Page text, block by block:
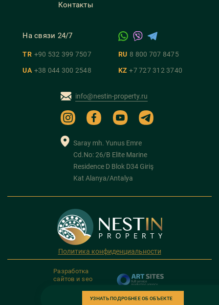
УЗНАТЬ ПОДРОБНЕЕ ОБ ОБЪЕКТЕ
Контакты
На связи 24/7
TR +90 532 399 7507 RU 8 800 707 8475
UA +38 044 300 2548 KZ +7 727 312 3740
info@nestin-property.ru
Saray mh. Yunus Emre
Cd.No: 26/B Elite Marine
Residence D Blok D34 Giriş
Kat Alanya/Antalya
Политика конфиденциальности
Разработка
сайтов и seo